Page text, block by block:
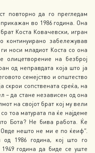
повторно да го прегледам
во 1986 година. Она
Коста Ковачевски, игран
континуирано забележував
носи младиот Коста со она
на безброј
од неправдата која што ја
семејство и општество
скрои сопствената среќа, на
– да стане независен од она
на својот брат кој му вели
тоа матурата па ќе најдеме
Бота? Не бива работа. Ќе
нешто не ми е по ќеиф“.
1986 година, кој што го
година да биде се уште